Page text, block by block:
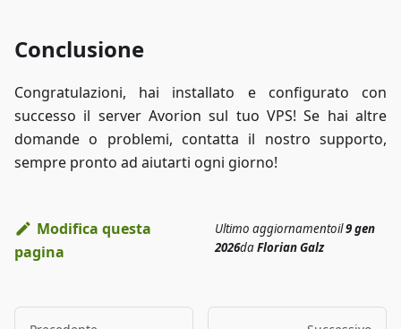
Conclusione
Congratulazioni, hai installato e configurato con
successo il server Avorion sul tuo VPS! Se hai altre
domande o problemi, contatta il nostro supporto,
sempre pronto ad aiutarti ogni giorno!
Modifica questa
pagina
Ultimo aggiornamentoil9 gen
2026daFlorian Galz